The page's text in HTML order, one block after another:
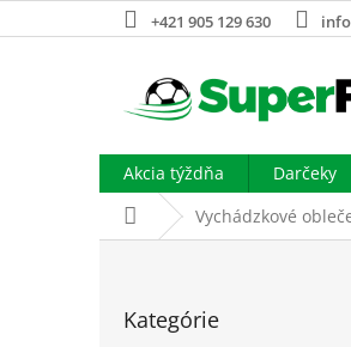
na
+421 905 129 630
Akcia týždňa Darčeky
DomovVychádzkové
kategórie
Kategórie